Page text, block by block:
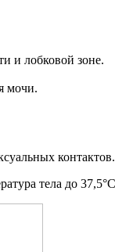
и лобковой зоне.
мочи.
контактов.